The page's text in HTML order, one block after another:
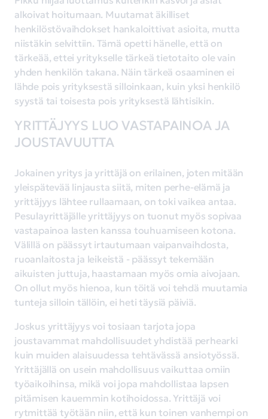
alkoivat hoitumaan. Muutamat äkilliset
henkilöstövaihdokset hankaloittivat asioita, mutta
niistäkin selvittiin. Tämä opetti hänelle, että on
tärkeää, ettei yritykselle tärkeä tietotaito ole vain
yhden henkilön takana. Näin tärkeä osaaminen ei
lähde pois yrityksestä silloinkaan, kuin yksi henkilö
syystä tai toisesta pois yrityksestä lähtisikin.
YRITTÄJYYS LUO VASTAPAINOA JA
JOUSTAVUUTTA
Jokainen yritys ja yrittäjä on erilainen, joten mitään
yleispätevää linjausta siitä, miten perhe-elämä ja
yrittäjyys lähtee rullaamaan, on toki vaikea antaa.
Pesulayrittäjälle yrittäjyys on tuonut myös sopivaa
vastapainoa lasten kanssa touhuamiseen kotona.
Välillä on päässyt irtautumaan vaipanvaihdosta,
ruoanlaitosta ja leikeistä - päässyt tekemään
aikuisten juttuja, haastamaan myös omia aivojaan.
On ollut myös hienoa, kun töitä voi tehdä muutamia
tunteja silloin tällöin, ei heti täysiä päiviä.
Joskus yrittäjyys voi tosiaan tarjota jopa
joustavammat mahdollisuudet yhdistää perhearki
kuin muiden alaisuudessa tehtävässä ansiotyössä.
Yrittäjällä on usein mahdollisuus vaikuttaa omiin
työaikoihinsa, mikä voi jopa mahdollistaa lapsen
pitämisen kauemmin kotihoidossa. Yrittäjä voi
rytmittää työtään niin, että kun toinen vanhempi on